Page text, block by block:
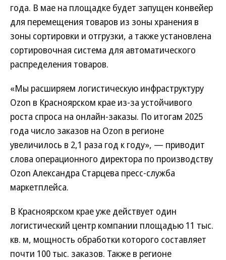
года. В мае на площадке будет запущен конвейер
для перемещения товаров из зоны хранения в
зоны сортировки и отгрузки, а также установлена
сортировочная система для автоматического
распределения товаров.
«Мы расширяем логистическую инфраструктуру
Ozon в Красноярском крае из-за устойчивого
роста спроса на онлайн-заказы. По итогам 2025
года число заказов на Ozon в регионе
увеличилось в 2,1 раза год к году», — приводит
слова операционного директора по производству
Ozon Александра Старцева пресс-служба
маркетплейса.
В Красноярском крае уже действует один
логистический центр компании площадью 11 тыс.
кв. м, мощность обработки которого составляет
почти 100 тыс. заказов. Также в регионе